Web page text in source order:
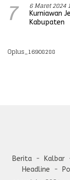
7 6 Maret 2024
Kurniawan
Kabupaten
Oplus_16908288
Berita Kalbar
Headline